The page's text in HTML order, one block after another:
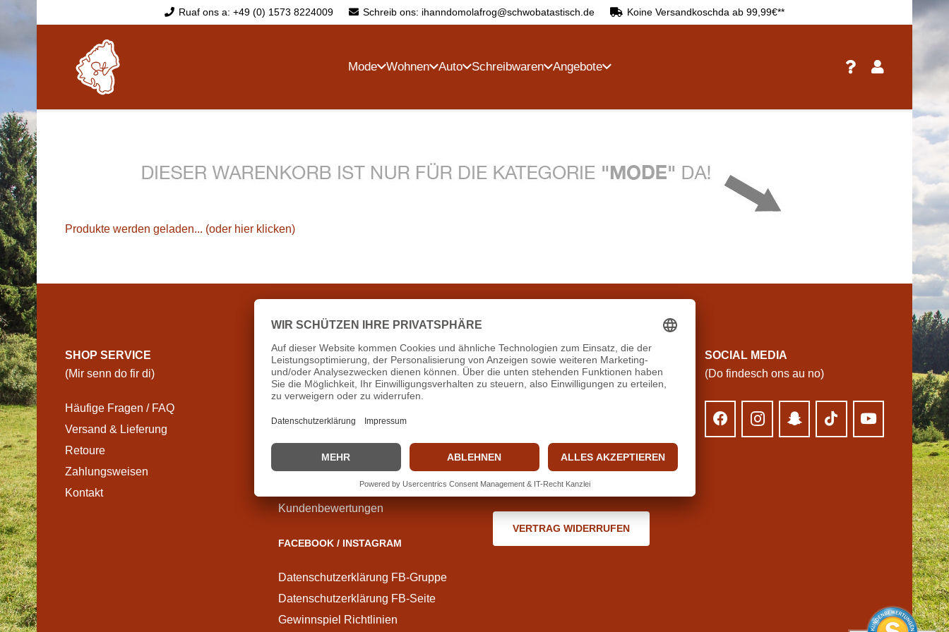
Ruaf ons a: +49 (0) 1573 8224009 Schreib ons: ihanndomolafrog@schwobatastisch.de Koine Versandkoschda ab 99,99€**
Mode Wohnen Auto Schreibwaren Angebote
Produkte werden geladen... (oder hier klicken)
SHOP SERVICE
(Mir senn do fir di)
Häufige Fragen / FAQ
Versand & Lieferung
Retoure
Zahlungsweisen
Kontakt
INFORMATIONEN
(Des muasch älles wissa)
Allgemeine Geschäftsbedingungen
Widerrufsbelehrung
Kundenbewertungen
FACEBOOK / INSTAGRAM
Datenschutzerklärung FB-Gruppe
Datenschutzerklärung FB-Seite
Gewinnspiel Richtlinien
COOKIE-EINSTELLUNGEN
(Do kosch älles aischdella)
WIDERRUF
(Do kosch dein Verdrag widerrufa)
VERTRAG WIDERRUFEN
SOCIAL MEDIA
(Do findesch ons au no)